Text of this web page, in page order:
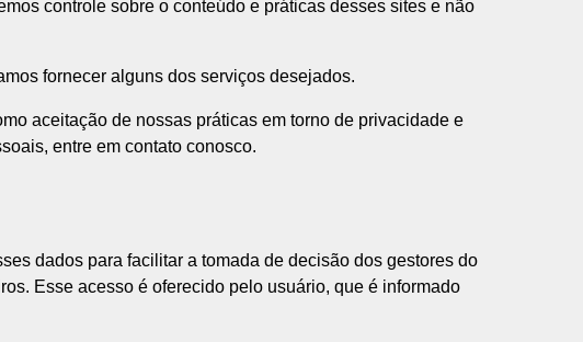
controle sobre o conteúdo e práticas desses sites e não
fornecer alguns dos serviços desejados.
aceitação de nossas práticas em torno de privacidade e
entre em contato conosco.
dados para facilitar a tomada de decisão dos gestores do
Esse acesso é oferecido pelo usuário, que é informado